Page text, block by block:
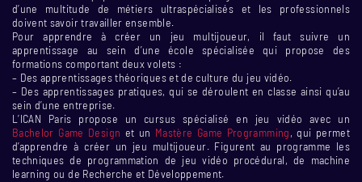
d’une multitude de métiers ultraspécialisés et les professionnels
doivent savoir travailler ensemble.
Pour apprendre à créer un jeu multijoueur, il faut suivre un
apprentissage au sein d’une école spécialisée qui propose des
formations comportant deux volets :
– Des apprentissages théoriques et de culture du jeu vidéo.
– Des apprentissages pratiques, qui se déroulent en classe ainsi qu’au
sein d’une entreprise.
L’ICAN Paris propose un cursus spécialisé en jeu vidéo avec un
Bachelor Game Design et un Mastère Game Programming, qui permet
d’apprendre à créer un jeu multijoueur. Figurent au programme les
techniques de programmation de jeu vidéo procédural, de machine
learning ou de Recherche et Développement.